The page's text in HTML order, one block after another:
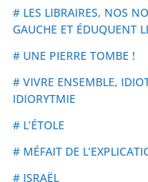
# LES LIBRAIRES, NOS
GAUCHE ET ÉDUQUENT
# UNE PIERRE TOMBE !
# VIVRE ENSEMBLE,
IDIORYTMIE
# L’ÉTOLE
# MÉFAIT DE
# ISRAËL